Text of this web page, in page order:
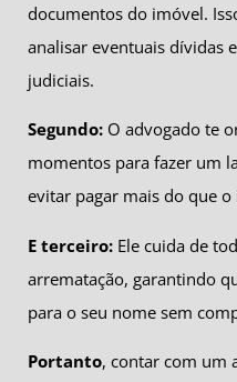
documentos do imóvel.
analisar eventuais dívidas
judiciais.
Segundo: O advogado te
momentos para fazer um
evitar pagar mais do que
E terceiro: Ele cuida de
arrematação, garantindo
para o seu nome sem
Portanto, contar com um